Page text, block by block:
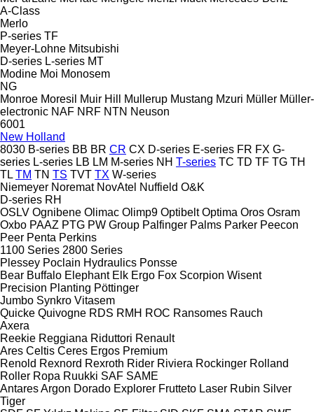
A-Class
Merlo
P-series TF
Meyer-Lohne Mitsubishi
D-series L-series MT
Modine Moi Monosem
NG
Monroe Moresil Muir Hill Mullerup Mustang Mzuri Müller Müller-
electronic NAF NRF NTN Neuson
6001
New Holland
8030 B-series BB BR CR CX D-series E-series FR FX G-
series L-series LB LM M-series NH T-series TC TD TF TG TH
TL TM TN TS TVT TX W-series
Niemeyer Noremat NovAtel Nuffield O&K
D-series RH
OSLV Ognibene Olimac Olimp9 Optibelt Optima Oros Osram
Oxbo PAAZ PTG PW Group Palfinger Palms Parker Peecon
Peer Penta Perkins
1100 Series 2800 Series
Plessey Poclain Hydraulics Ponsse
Bear Buffalo Elephant Elk Ergo Fox Scorpion Wisent
Precision Planting Pöttinger
Jumbo Synkro Vitasem
Quicke Quivogne RDS RMH ROC Ransomes Rauch
Axera
Reekie Reggiana Riduttori Renault
Ares Celtis Ceres Ergos Premium
Renold Rexnord Rexroth Rider Riviera Rockinger Rolland
Roller Ropa Ruukki SAF SAME
AntaresArgon Dorado Explorer Frutteto Laser Rubin Silver
Tiger